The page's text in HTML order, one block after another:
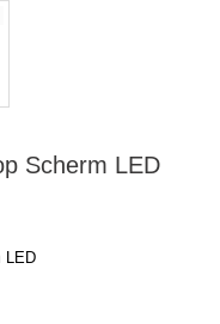
Scherm LED
LED